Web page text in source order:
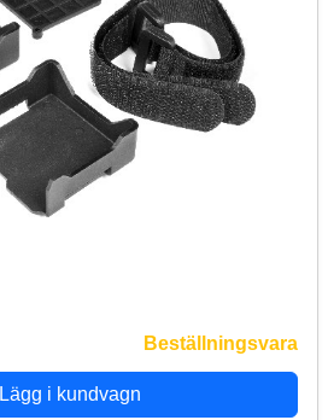
Beställningsvara
Lägg i kundvagn